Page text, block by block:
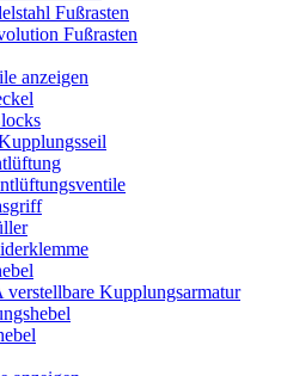
Fußrasten
Fußrasten
anzeigen
Kupplungsarmatur